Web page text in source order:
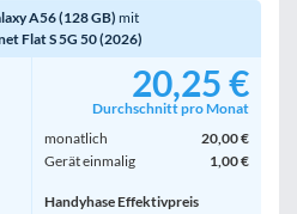
A56 (128 GB) mit
Flat S 5G 50 (2026)
20,25 €
Durchschnitt pro Monat
monatlich
20,00 €
Gerät einmalig
1,00 €
Handyhase Effektivpreis